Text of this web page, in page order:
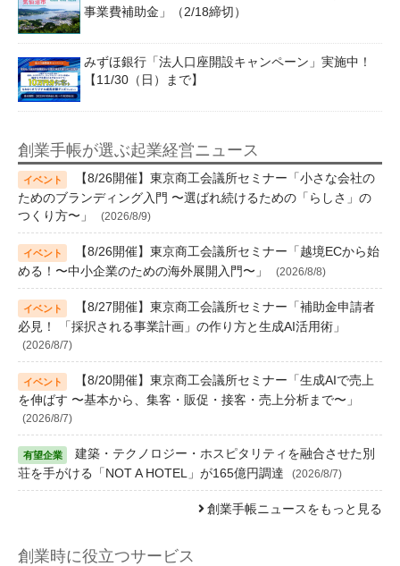
事業費補助金」（2/18締切）
みずほ銀行「法人口座開設キャンペーン」実施中！
【11/30（日）まで】
創業手帳が選ぶ起業経営ニュース
【8/26開催】東京商工会議所セミナー「小さな会社の
ためのブランディング入門 〜選ばれ続けるための「らしさ」の
つくり方〜」
(2026/8/9)
【8/26開催】東京商工会議所セミナー「越境ECから始
める！〜中小企業のための海外展開入門〜」
(2026/8/8)
【8/27開催】東京商工会議所セミナー「補助金申請者
必見！ 「採択される事業計画」の作り方と生成AI活用術」
(2026/8/7)
【8/20開催】東京商工会議所セミナー「生成AIで売上
を伸ばす 〜基本から、集客・販促・接客・売上分析まで〜」
(2026/8/7)
建築・テクノロジー・ホスピタリティを融合させた別
荘を手がける「NOT A HOTEL」が165億円調達
(2026/8/7)
創業手帳ニュースをもっと見る
創業時に役立つサービス